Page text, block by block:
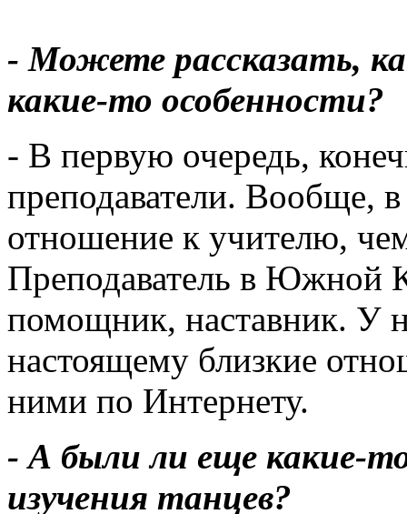
- Можете рассказать,
какие-то особенности?
- В первую очередь,
преподаватели. Вообще,
отношение к учителю,
Преподаватель в Южной
помощник, наставник. У
настоящему близкие
ними по Интернету.
- А были ли еще какие-
изучения танцев?